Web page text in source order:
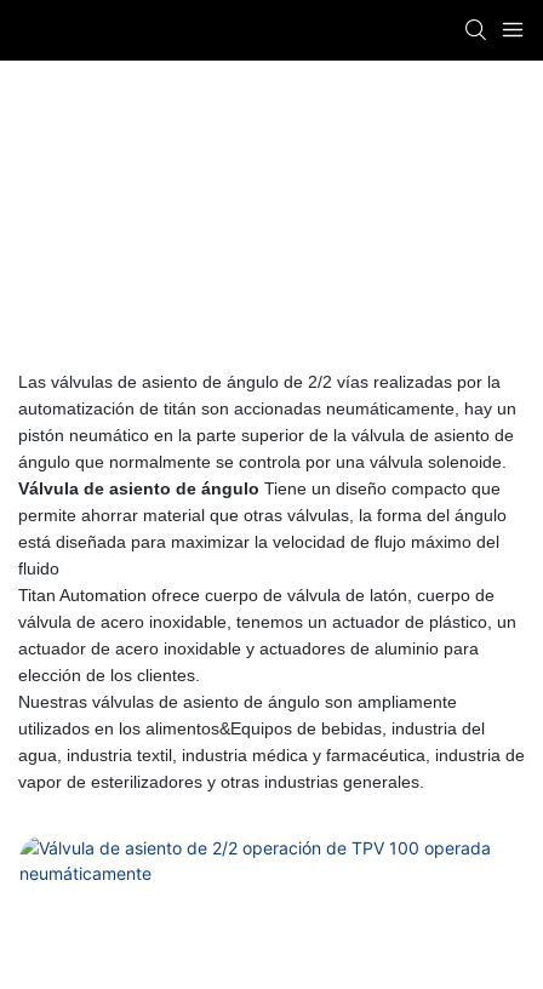
Las válvulas de asiento de ángulo de 2/2 vías realizadas por la
automatización de titán son accionadas neumáticamente, hay un
pistón neumático en la parte superior de la válvula de asiento de
ángulo que normalmente se controla por una válvula solenoide.
Válvula de asiento de ángulo Tiene un diseño compacto que
permite ahorrar material que otras válvulas, la forma del ángulo
está diseñada para maximizar la velocidad de flujo máximo del
fluido
Titan Automation ofrece cuerpo de válvula de latón, cuerpo de
válvula de acero inoxidable, tenemos un actuador de plástico, un
actuador de acero inoxidable y actuadores de aluminio para
elección de los clientes.
Nuestras válvulas de asiento de ángulo son ampliamente
utilizados en los alimentos&Equipos de bebidas, industria del
agua, industria textil, industria médica y farmacéutica, industria de
vapor de esterilizadores y otras industrias generales.